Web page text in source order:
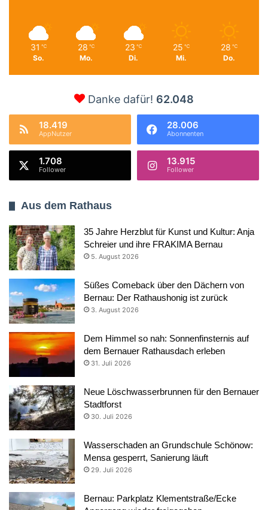
31 ℃
So.
28 ℃
Mo.
23 ℃
Di.
25 ℃
Mi.
28 ℃
Do.
Danke dafür! 62.048
18.419
AppNutzer
28.006
Abonnenten
1.708
Follower
13.915
Follower
Aus dem Rathaus
35 Jahre Herzblut für Kunst und Kultur: Anja
Schreier und ihre FRAKIMA Bernau
5. August 2026
Süßes Comeback über den Dächern von
Bernau: Der Rathaushonig ist zurück
3. August 2026
Dem Himmel so nah: Sonnenfinsternis auf
dem Bernauer Rathausdach erleben
31. Juli 2026
Neue Löschwasserbrunnen für den Bernauer
Stadtforst
30. Juli 2026
Wasserschaden an Grundschule Schönow:
Mensa gesperrt, Sanierung läuft
29. Juli 2026
Bernau: Parkplatz Klementstraße/Ecke